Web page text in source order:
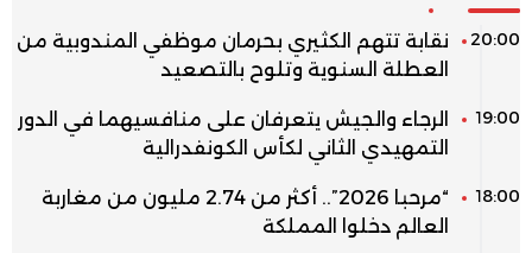
20:00
نقابة تتهم الكثيري بحرمان موظفي المندوبية من
العطلة السنوية وتلوح بالتصعيد
19:00
الرجاء والجيش يتعرفان على منافسيهما في الدور
التمهيدي الثاني لكأس الكونفدرالية
18:00
“مرحبا 2026”.. أكثر من 2.74 مليون من مغاربة
العالم دخلوا المملكة